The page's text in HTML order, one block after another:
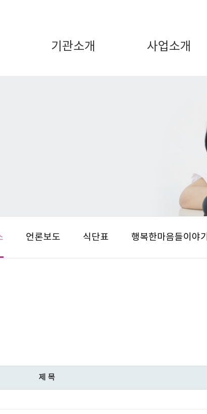
기관소개 사업소개
언론보도 식단표 행복한마음들이야기
제목